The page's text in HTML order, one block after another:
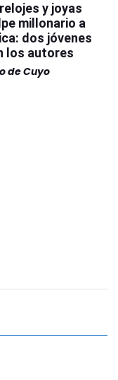
y joyas
millonario a
dos jóvenes
los autores
de Cuyo